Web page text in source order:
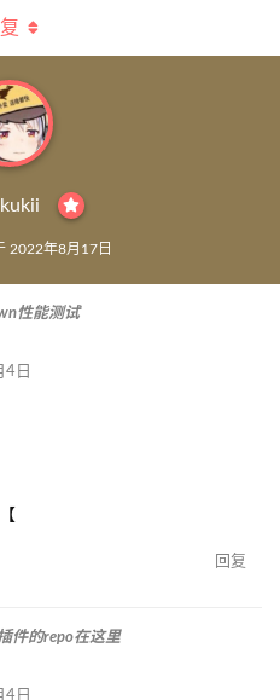
2022年8月17日
性能测试
4日
回复
件的repo在这里
4日